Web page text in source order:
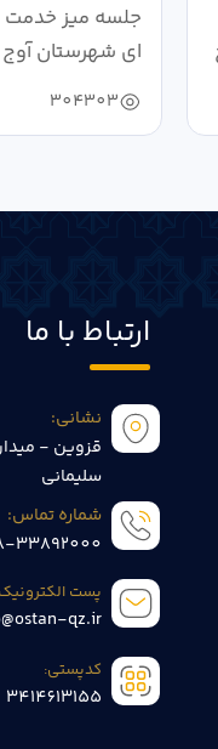
جلسه میز خدمت
ای شهرستان
خانی...
304303
ارتباط با ما
نشانی:
قزوین -
سلیمانی
شماره تماس:
33892000
پست
qz.ir
کدپستی:
3414613155